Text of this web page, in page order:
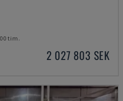
tim.
2 027 803 SEK